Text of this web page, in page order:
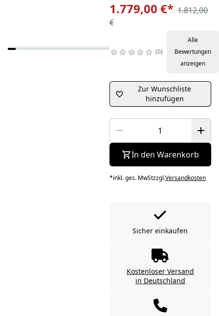
1.779,00 €* 1.812,00
€
0
Alle
Bewertungen
anzeigen
Zur Wunschliste
hinzufügen
In den Warenkorb
*inkl. ges. MwStzzgl.Versandkosten
Sicher einkaufen
Kostenloser Versand
in Deutschland